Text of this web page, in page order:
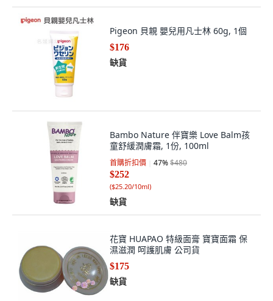
Pigeon 貝親 嬰兒用凡士林 60g, 1個
$176
缺貨
Bambo Nature 伴寶樂 Love Balm孩
童舒緩潤膚霜, 1份, 100ml
首購折扣價 47%$480
$252
($25.20/10ml)
缺貨
花寶 HUAPAO 特級面膏 寶寶面霜 保
濕滋潤 呵護肌膚 公司貨
$175
缺貨